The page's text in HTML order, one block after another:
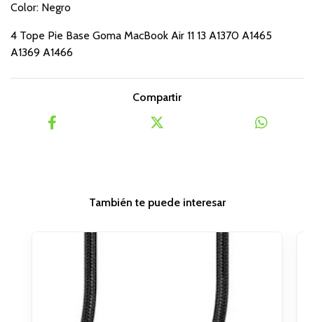
Color: Negro
4 Tope Pie Base Goma MacBook Air 11 13 A1370 A1465
A1369 A1466
Compartir
También te puede interesar